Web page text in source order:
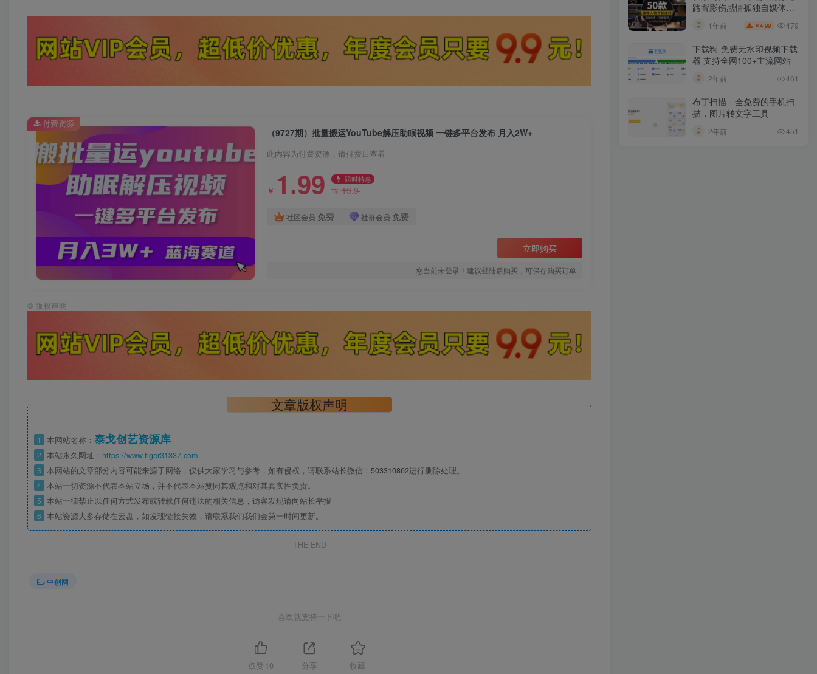
（9727期）批量搬运YouTube解压助眠视频 一键多平台发布 月入2W+
此内容为付费资源，请付费后查看
￥ 1.99 限时特惠
￥19.9
社区会员 免费 社群会员 免费
立即购买
您当前未登录！建议登陆后购买，可保存购买订单
付费资源
© 版权声明
文章版权声明
1 本网站名称： 泰戈创艺资源库
2 本站永久网址： https://www.tiger31337.com
3 本网站的文章部分内容可能来源于网络，仅供大家学习与参考，如有侵权，请联系站长微信： 503310862进行删除处理。
4 本站一切资源不代表本站立场，并不代表本站赞同其观点和对其真实性负责。
5 本站一律禁止以任何方式发布或转载任何违法的相关信息，访客发现请向站长举报
6 本站资源大多存储在云盘，如发现链接失效，请联系我们我们会第一时间更新。
THE END
中创网
喜欢就支持一下吧
点赞 10 分享 收藏
路背影伤感情孤独自媒体抖
1年前 ￥4.99 479
下载狗-免费无水印视频下载
器 支持全网100+主流网站​
2年前 461
布丁扫描—全免费的手机扫
描，图片转文字工具
2年前 451